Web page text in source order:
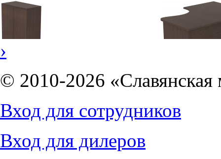
5570руб.
›
© 2010-2026 «Славянская
Вход для сотрудников
Вход для дилеров